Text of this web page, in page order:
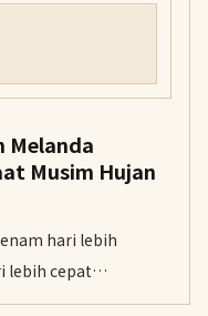
Melanda
Musim Hujan
hari lebih
lebih cepat
menyebut